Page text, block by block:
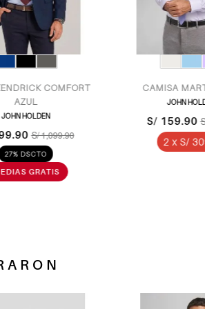
COMFORT
1,099.90
CAMISA MARTIN LILA
JOHN HOLDEN
S/ 159.90 S/ 439.80
2 x S/ 309.9